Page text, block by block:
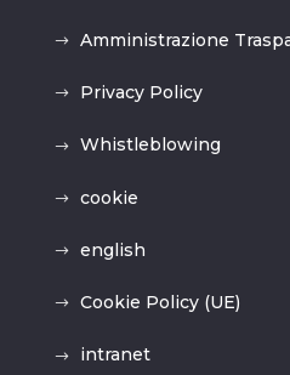
Amministrazione
Privacy Policy
Whistleblowing
cookie
english
Cookie Policy (UE)
intranet